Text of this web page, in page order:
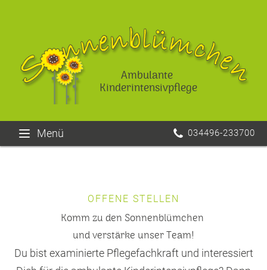
Ambulante
Kinderintensivpflege
Menü 034496-233700
OFFENE STELLEN
Komm zu den Sonnenblümchen
und verstärke unser Team!
Du bist examinierte Pflegefachkraft und interessiert